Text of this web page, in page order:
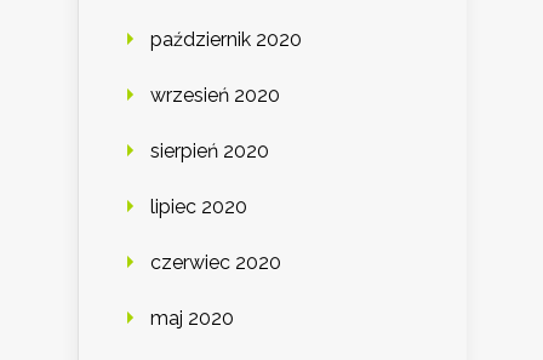
październik 2020
wrzesień 2020
sierpień 2020
lipiec 2020
czerwiec 2020
maj 2020